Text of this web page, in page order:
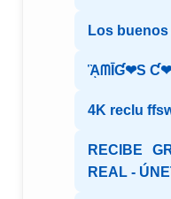
Los
ᾋᗰĪƓ❤S
4K reclu
RECIBE
REAL -